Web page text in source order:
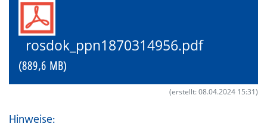
rosdok_ppn1870314956.pdf
(889,6 MB)
(erstellt: 08.04.2024 15:31)
Hinweise: